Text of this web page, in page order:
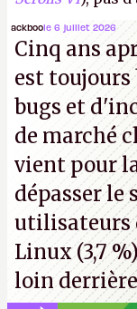
Microsoft, mais
de nombreux
ackboole 6 juillet 2026
Cinq ans
est toujours
bugs et
de marché
vient pour
dépasser le
utilisateurs
Linux (3,7
loin